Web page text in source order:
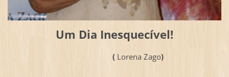
Um Dia Inesquecível!
( Lorena Zago)